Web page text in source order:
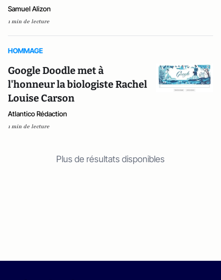
Samuel Alizon
1 min de lecture
HOMMAGE
Google Doodle met à
l'honneur la biologiste Rachel
Louise Carson
Atlantico Rédaction
1 min de lecture
Plus de résultats disponibles